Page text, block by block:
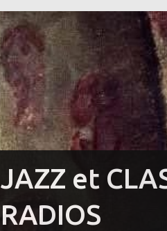
JAZZ et
RADIOS